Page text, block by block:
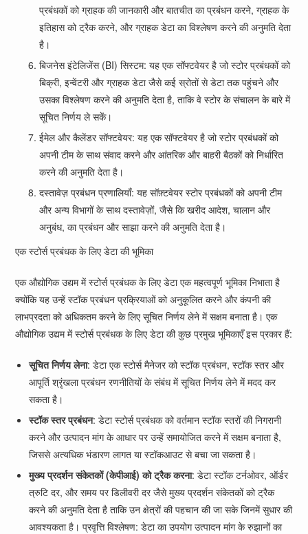
प्रबंधकों को ग्राहक की जानकारी और बातचीत का प्रबंधन करने, ग्राहक के
इतिहास को ट्रैक करने, और ग्राहक डेटा का विश्लेषण करने की अनुमति देता
है।
बिजनेस इंटेलिजेंस (BI) सिस्टम: यह एक सॉफ्टवेयर है जो स्टोर प्रबंधकों को
बिक्री, इन्वेंटरी और ग्राहक डेटा जैसे कई स्रोतों से डेटा तक पहुंचने और
उसका विश्लेषण करने की अनुमति देता है, ताकि वे स्टोर के संचालन के बारे में
सूचित निर्णय ले सकें।
ईमेल और कैलेंडर सॉफ्टवेयर: यह एक सॉफ्टवेयर है जो स्टोर प्रबंधकों को
अपनी टीम के साथ संवाद करने और आंतरिक और बाहरी बैठकों को निर्धारित
करने की अनुमति देता है।
दस्तावेज़ प्रबंधन प्रणालियाँ: यह सॉफ़्टवेयर स्टोर प्रबंधकों को अपनी टीम
और अन्य विभागों के साथ दस्तावेज़ों, जैसे कि खरीद आदेश, चालान और
अनुबंध, का प्रबंधन और साझा करने की अनुमति देता है।
एक स्टोर्स प्रबंधक के लिए डेटा की भूमिका
एक औद्योगिक उद्यम में स्टोर्स प्रबंधक के लिए डेटा एक महत्वपूर्ण भूमिका निभाता है
क्योंकि यह उन्हें स्टॉक प्रबंधन प्रक्रियाओं को अनुकूलित करने और कंपनी की
लाभप्रदता को अधिकतम करने के लिए सूचित निर्णय लेने में सक्षम बनाता है। एक
औद्योगिक उद्यम में स्टोर्स प्रबंधक के लिए डेटा की कुछ प्रमुख भूमिकाएँ इस प्रकार हैं:
सूचित निर्णय लेना: डेटा एक स्टोर्स मैनेजर को स्टॉक प्रबंधन, स्टॉक स्तर और
आपूर्ति श्रृंखला प्रबंधन रणनीतियों के संबंध में सूचित निर्णय लेने में मदद कर
सकता है।
स्टॉक स्तर प्रबंधन: डेटा स्टोर्स प्रबंधक को वर्तमान स्टॉक स्तरों की निगरानी
करने और उत्पादन मांग के आधार पर उन्हें समायोजित करने में सक्षम बनाता है,
जिससे अत्यधिक भंडारण लागत या स्टॉकआउट से बचा जा सकता है।
मुख्य प्रदर्शन संकेतकों (केपीआई) को ट्रैक करना: डेटा स्टॉक टर्नओवर, ऑर्डर
त्रुटि दर, और समय पर डिलीवरी दर जैसे मुख्य प्रदर्शन संकेतकों को ट्रैक
करने की अनुमति देता है ताकि उन क्षेत्रों की पहचान की जा सके जिनमें सुधार की
आवश्यकता है। प्रवृत्ति विश्लेषण: डेटा का उपयोग उत्पादन मांग के रुझानों का